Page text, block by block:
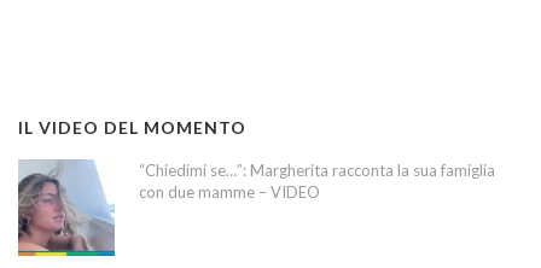
IL VIDEO DEL MOMENTO
“Chiedimi se…”: Margherita racconta la sua famiglia
con due mamme – VIDEO